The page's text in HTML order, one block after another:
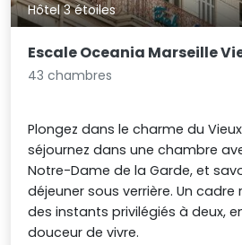
Hôtel 3 étoiles
Escale Oceania Marseille
43 chambres
Plongez dans le charme du
séjournez dans une chambre
Notre-Dame de la Garde, et
déjeuner sous verrière. Un
des instants privilégiés à deux,
douceur de vivre.